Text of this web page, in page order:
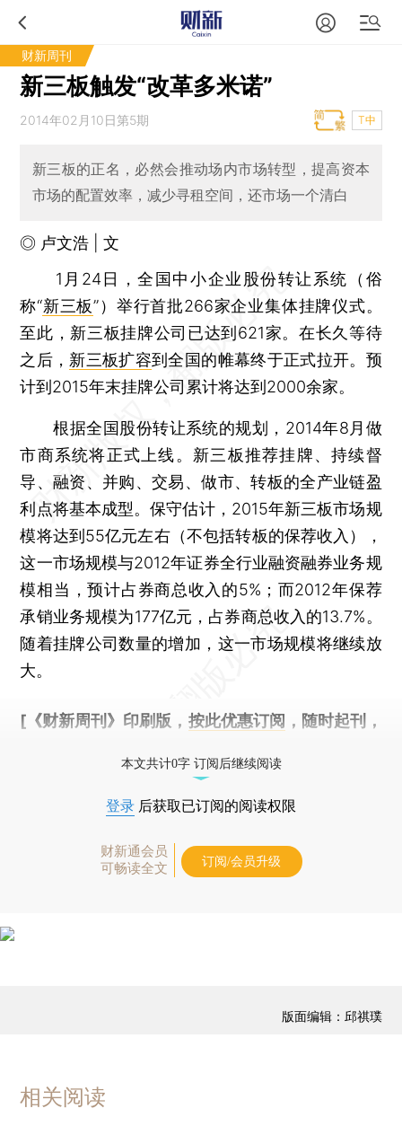
财新周刊
新三板触发“改革多米诺”
2014年02月10日第5期 T中
新三板的正名，必然会推动场内市场转型，提高资本
市场的配置效率，减少寻租空间，还市场一个清白
◎ 卢文浩 | 文
1月24日，全国中小企业股份转让系统（俗
称“新三板”）举行首批266家企业集体挂牌仪式。
至此，新三板挂牌公司已达到621家。在长久等待
之后， 新三板扩容到全国的帷幕终于正式拉开。预
计到2015年末挂牌公司累计将达到2000余家。
根据全国股份转让系统的规划，2014年8月做
市商系统将正式上线。新三板推荐挂牌、持续督
导、融资、并购、交易、做市、转板的全产业链盈
利点将基本成型。保守估计，2015年新三板市场规
模将达到55亿元左右（不包括转板的保荐收入），
这一市场规模与2012年证券全行业融资融券业务规
模相当，预计占券商总收入的5%；而2012年保荐
承销业务规模为177亿元，占券商总收入的13.7%。
随着挂牌公司数量的增加，这一市场规模将继续放
大。
[《财新周刊》印刷版， 按此优惠订阅 ，随时起刊，
本文共计0字 订阅后继续阅读
登录 后获取已订阅的阅读权限
财新通会员
可畅读全文
订阅/会员升级
版面编辑：邱祺璞
相关阅读